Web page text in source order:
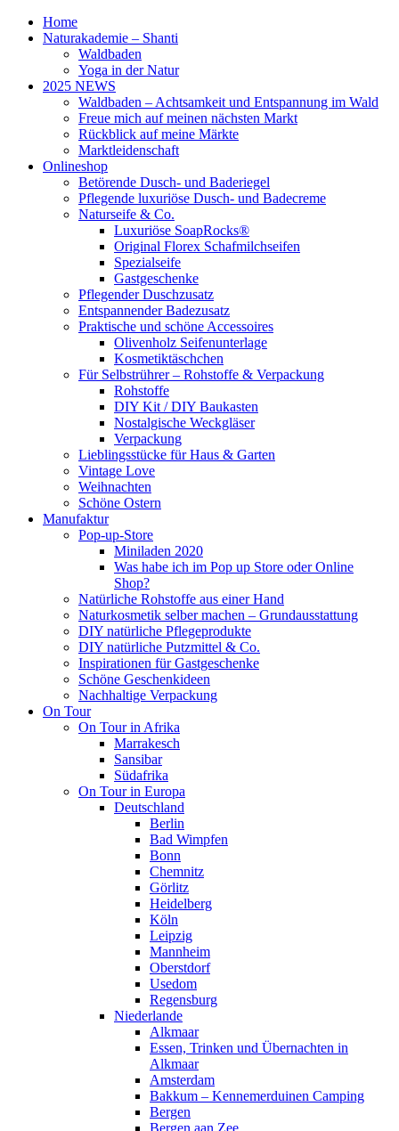
Home
Naturakademie – Shanti
Waldbaden
Yoga in der Natur
2025 NEWS
Waldbaden – Achtsamkeit und Entspannung im Wald
Freue mich auf meinen nächsten Markt
Rückblick auf meine Märkte
Marktleidenschaft
Onlineshop
Betörende Dusch- und Baderiegel
Pflegende luxuriöse Dusch- und Badecreme
Naturseife & Co.
Luxuriöse SoapRocks®
Original Florex Schafmilchseifen
Spezialseife
Gastgeschenke
Pflegender Duschzusatz
Entspannender Badezusatz
Praktische und schöne Accessoires
Olivenholz Seifenunterlage
Kosmetiktäschchen
Für Selbstrührer – Rohstoffe & Verpackung
Rohstoffe
DIY Kit / DIY Baukasten
Nostalgische Weckgläser
Verpackung
Lieblingsstücke für Haus & Garten
Vintage Love
Weihnachten
Schöne Ostern
Manufaktur
Pop-up-Store
Miniladen 2020
Was habe ich im Pop up Store oder Online
Shop?
Natürliche Rohstoffe aus einer Hand
Naturkosmetik selber machen – Grundausstattung
DIY natürliche Pflegeprodukte
DIY natürliche Putzmittel & Co.
Inspirationen für Gastgeschenke
Schöne Geschenkideen
Nachhaltige Verpackung
On Tour
On Tour in Afrika
Marrakesch
Sansibar
Südafrika
On Tour in Europa
Deutschland
Berlin
Bad Wimpfen
Bonn
Chemnitz
Görlitz
Heidelberg
Köln
Leipzig
Mannheim
Oberstdorf
Usedom
Regensburg
Niederlande
Alkmaar
Essen, Trinken und Übernachten in
Alkmaar
Amsterdam
Bakkum – Kennemerduinen Camping
Bergen
Bergen aan Zee